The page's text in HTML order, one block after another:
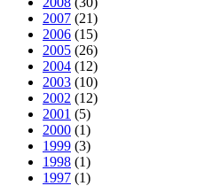
2007 (21)
2006 (15)
2005 (26)
2004 (12)
2003 (10)
2002 (12)
2001 (5)
2000 (1)
1999 (3)
1998 (1)
1997 (1)